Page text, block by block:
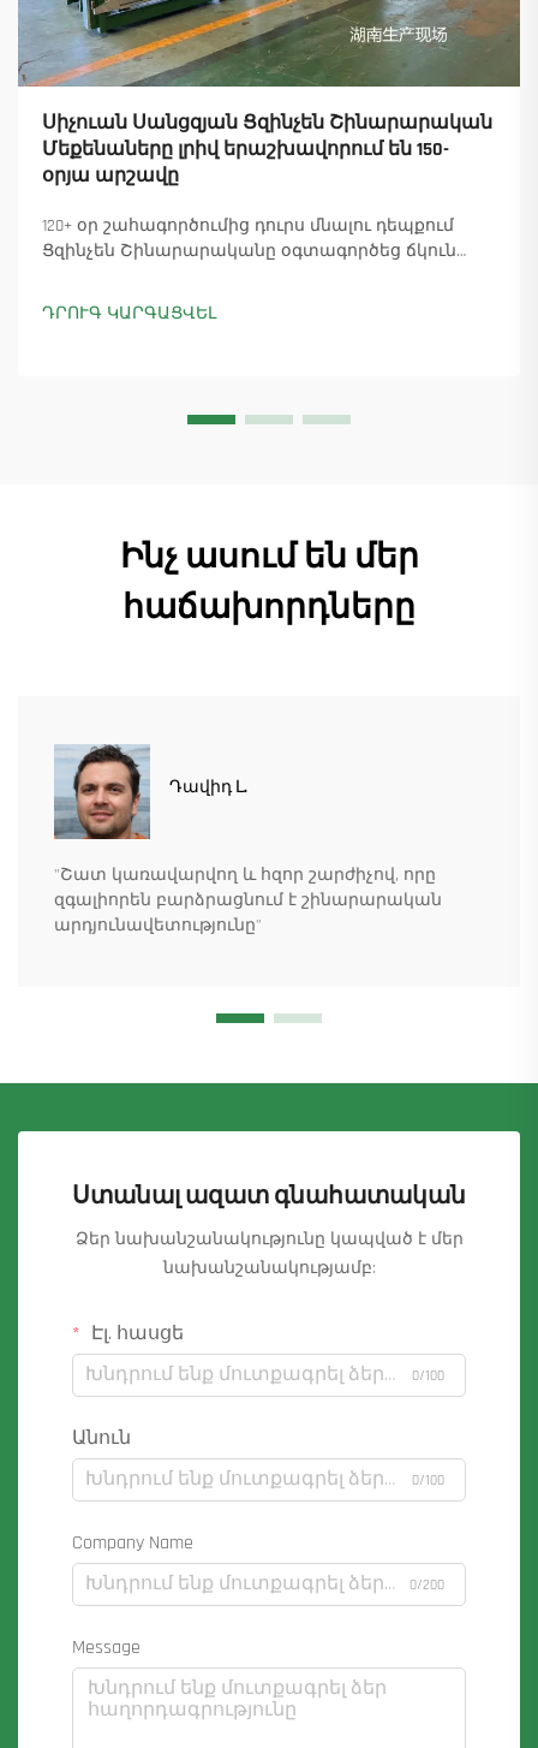
Սիչուան Սանցզյան Ցզինչեն Շինարարական
Մեքենաները լրիվ երաշխավորում են 150-
օրյա արշավը
120+ օր շահագործումից դուրս մնալու դեպքում
Ցզինչեն Շինարարականը օգտագործեց ճկուն
ապահովելով 18 աշտարակային ճանկային
տնտեսուղղիչների մատուցումը և ապահովելով
ԴՐՈՒԳ ԿԱՐԳԱՑՎԵԼ
Ինչ ասում են մեր
հաճախորդները
Դավիդ Լ.
"Շատ կառավարվող և հզոր շարժիչով, որը
զգալիորեն բարձրացնում է շինարարական
արդյունավետությունը"
Ստանալ ազատ գնահատական
Ձեր նախանշանակությունը կապված է մեր
նախանշանակությամբ:
Էլ. հասցե
0/100
Անուն
0/100
Company Name
0/200
Message